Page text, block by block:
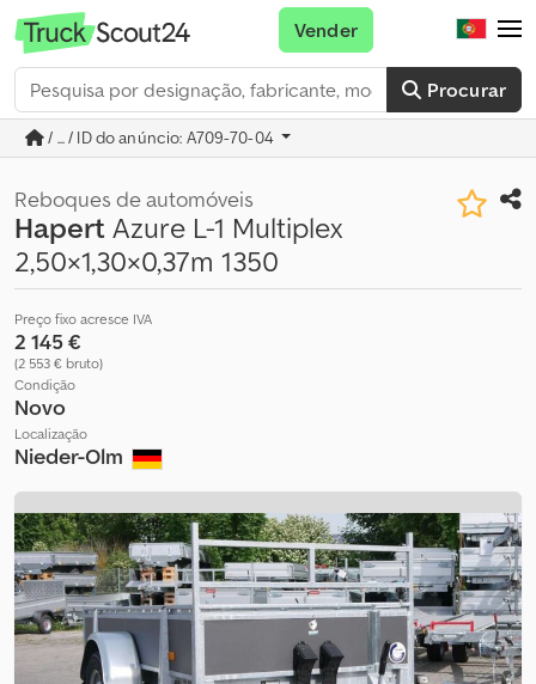
Procurar
Vender
/ ... / ID do anúncio: A709-70-04
Reboques de automóveis
HapertAzure L-1 Multiplex
2,50×1,30×0,37m 1350
Preço fixo acresce IVA
2 145 €
(2 553 € bruto)
Condição
Novo
Localização
Nieder-Olm